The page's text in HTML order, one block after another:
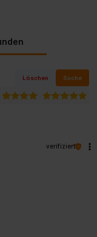
Löschen Suche
verifiziert